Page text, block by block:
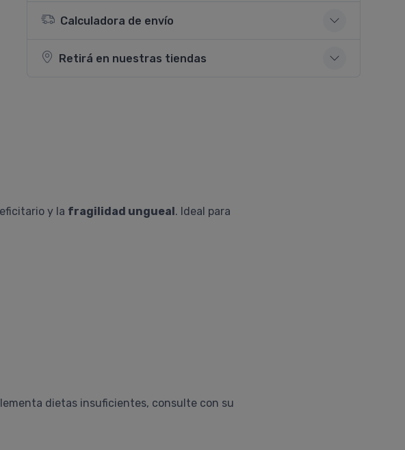
Calculadora de envío
Retirá en nuestras tiendas
y la fragilidad ungueal. Ideal para
dietas insuficientes, consulte con su